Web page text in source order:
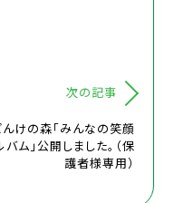
次の記事
けの森「みんなの笑顔
バム」公開しました。（保
護者様専用）